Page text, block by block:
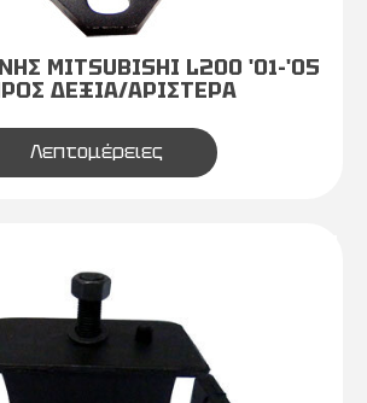
MITSUBISHI L200 '01-'05
ΔΕΞΙΑ/ΑΡΙΣΤΕΡΑ
Λεπτομέρειες